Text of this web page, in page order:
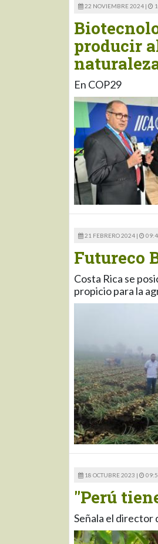
22 NOVIEMBRE 2024 |
producir
En COP29
21 FEBRERO 2024 |
Futureco
Costa Rica se
propicio para la
18 OCTUBRE 2023 |
"Perú
Señala el director